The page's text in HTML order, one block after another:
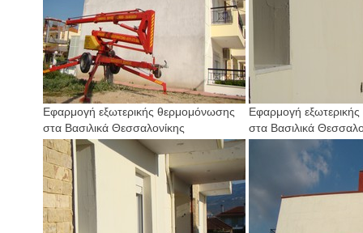
Εφαρμογή εξωτερικής θερμομόνωσης
στα Βασιλικά Θεσσαλονίκης
Εφαρμογή
στα Βασιλικά